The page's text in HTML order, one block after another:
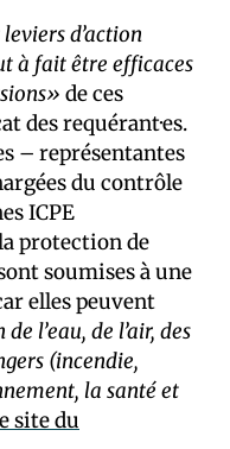
d’action
à fait être efficaces
de ces
des requérant·es.
– représentantes
du contrôle
ICPE
protection de
soumises à une
elles peuvent
l’eau, de l’air, des
(incendie,
la santé et
site du